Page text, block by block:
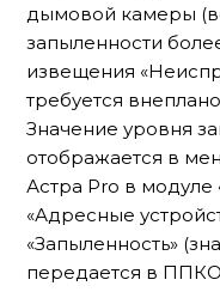
дымовой камеры
запыленности
извещения
требуется
Значение уровня
отображается в
Астра Pro в модуле
«Адресные
«Запыленность»
передается в